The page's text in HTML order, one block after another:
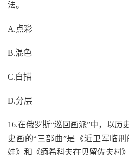
法。
A.点彩
B.混色
C.白描
D.分层
16.在俄罗斯“巡回画派”中，以历
史画的“三部曲”是《近卫军临
娃》和《缅希科夫在贝留佐夫村》